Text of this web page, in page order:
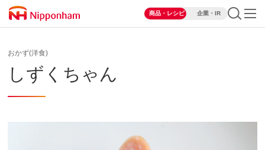
商品・レシピ 企業・IR
おかず(洋食)
しずくちゃん